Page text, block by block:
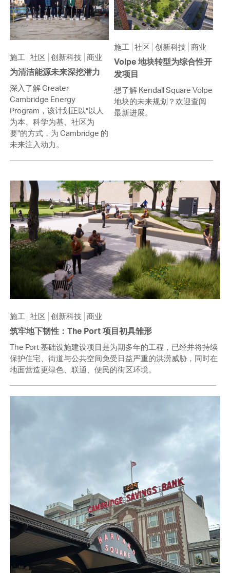
施工 社区 创新科技 商业
为清洁能源未来深挖潜力
深入了解 Greater
Cambridge Energy
Program，该计划正以"以人
为本、科学为基、社区为
要"的方式，为 Cambridge 的
未来注入动力。
施工 社区 创新科技 商业
Volpe 地块转型为综合性开
发项目
想了解 Kendall Square Volpe
地块的未来规划？欢迎查阅
最新进展。
施工 社区 创新科技 商业
筑牢地下韧性：The Port 项目初具雏形
The Port 基础设施建设项目是为期多年的工程，已经并将持续
保护住宅、街道与公共空间免受日益严重的洪涝威胁，同时在
地面营造更绿色、联通、便民的街区环境。